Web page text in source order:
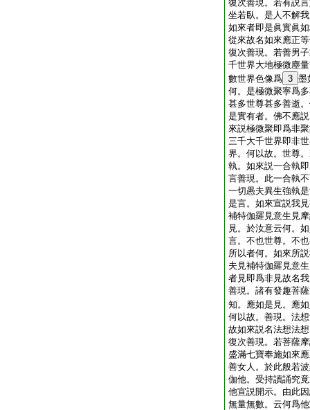
復次善現。若有説
坐若臥。是人不解
如來者即是眞實眞
從來故名如來應正
復次善現。若善男
千世界大地極微塵
數世界色像爲 3 墨
何。是極微聚寧爲
甚多世尊甚多善逝
是實有者。佛不應
來説極微聚即爲非
三千大千世界即非
界。何以故。世尊
執。如來説一合執
言善現。此一合執
一切愚夫異生強執
是言。如來宣説我
補特伽羅見意生見
見。於汝意云何。
言。不也世尊。不
所以者何。如來所
夫見補特伽羅見意
者見即爲非見故名
善現。諸有發趣菩
知。應如是見。應
何以故。善現。法
故如來説名法想法想
復次善現。若菩薩
盛滿七寶奉施如來
善女人。於此般若
伽他。受持讀誦究
他宣説開示。由此
無量無數。云何爲